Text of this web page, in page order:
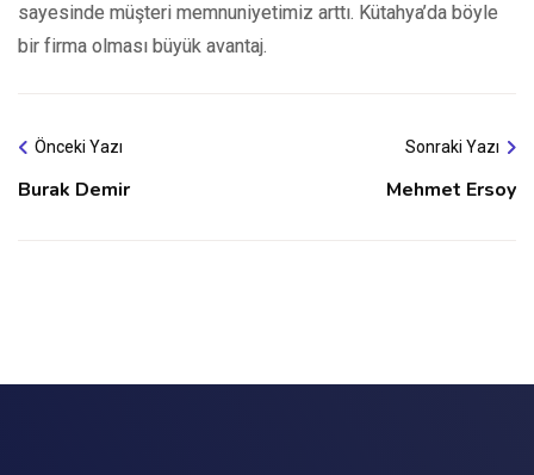
sayesinde müşteri memnuniyetimiz arttı. Kütahya’da böyle
bir firma olması büyük avantaj.
Önceki Yazı
Burak Demir
Sonraki Yazı
Mehmet Ersoy